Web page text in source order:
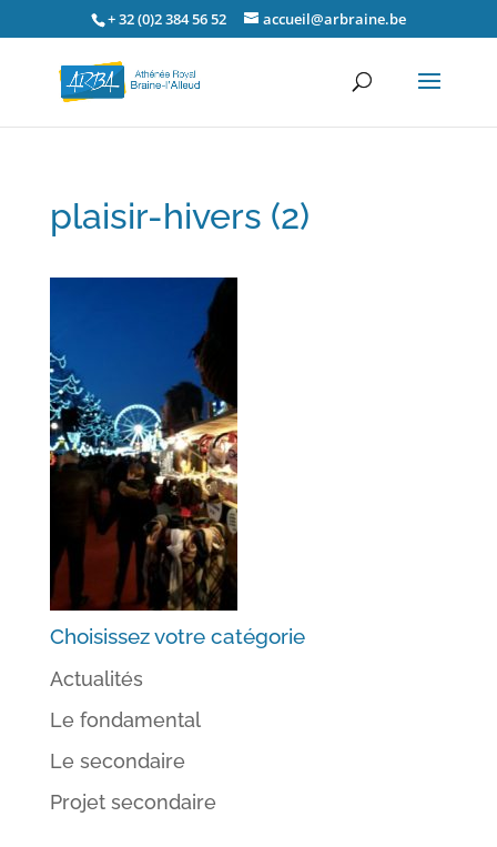
+ 32 (0)2 384 56 52 accueil@arbraine.be
plaisir-hivers (2)
Choisissez votre catégorie
Actualités
Le fondamental
Le secondaire
Projet secondaire